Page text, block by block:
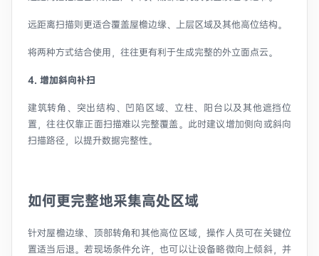
远距离扫描则更适合覆盖屋檐边缘、上层区域及其他高位结构。
将两种方式结合使用，往往更有利于生成完整的外立面点云。
4. 增加斜向补扫
建筑转角、突出结构、凹陷区域、立柱、阳台以及其他遮挡位
置，往往仅靠正面扫描难以完整覆盖。此时建议增加侧向或斜向
扫描路径，以提升数据完整性。
如何更完整地采集高处区域
针对屋檐边缘、顶部转角和其他高位区域，操作人员可在关键位
置适当后退。若现场条件允许，也可以让设备略微向上倾斜，并